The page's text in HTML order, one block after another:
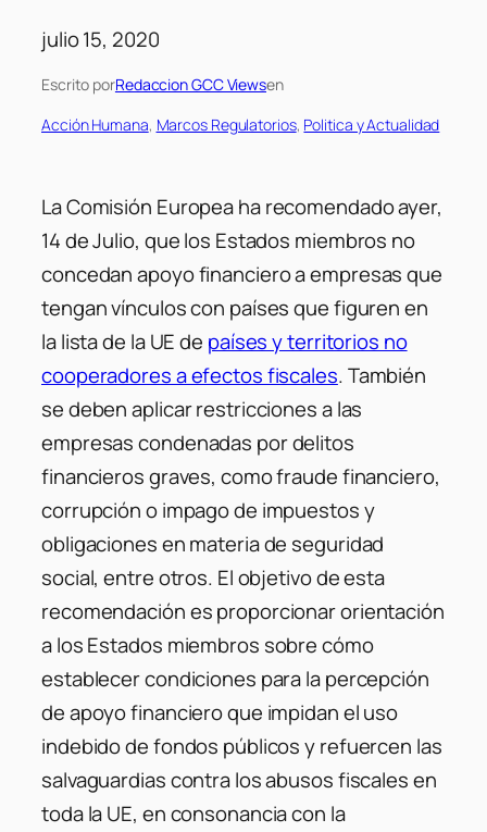
julio 15, 2020
Escrito porRedaccion GCC Viewsen
Acción Humana, Marcos Regulatorios, Politica y Actualidad
La Comisión Europea ha recomendado ayer,
14 de Julio, que los Estados miembros no
concedan apoyo financiero a empresas que
tengan vínculos con países que figuren en
la lista de la UE de países y territorios no
cooperadores a efectos fiscales. También
se deben aplicar restricciones a las
empresas condenadas por delitos
financieros graves, como fraude financiero,
corrupción o impago de impuestos y
obligaciones en materia de seguridad
social, entre otros. El objetivo de esta
recomendación es proporcionar orientación
a los Estados miembros sobre cómo
establecer condiciones para la percepción
de apoyo financiero que impidan el uso
indebido de fondos públicos y refuercen las
salvaguardias contra los abusos fiscales en
toda la UE, en consonancia con la